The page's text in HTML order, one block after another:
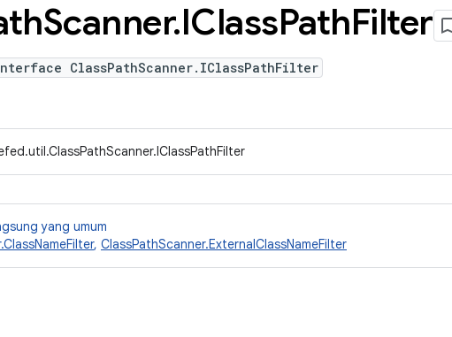
Scanner.IClassPathFilter
ClassPathScanner.IClassPathFilter
yang umum
, ClassPathScanner.ExternalClassNameFilter